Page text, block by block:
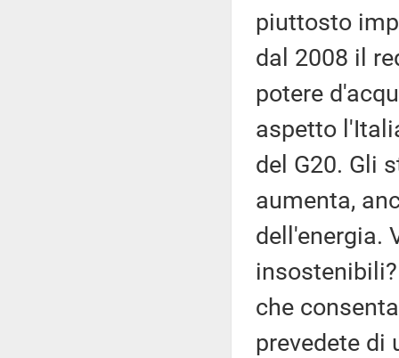
piuttosto
dal 2008 il
potere
aspetto
del G20. Gli
aumenta,
dell'energia.
che
prevedete di